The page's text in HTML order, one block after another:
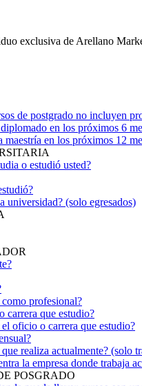
exclusiva de Arellano
de postgrado no incluyen
en los próximos 6
maestría en los próximos 12
o estudió usted?
universidad? (solo egresados)
profesional?
carrera que estudio?
oficio o carrera que estudio?
realiza actualmente? (solo
la empresa donde trabaja
POSGRADO